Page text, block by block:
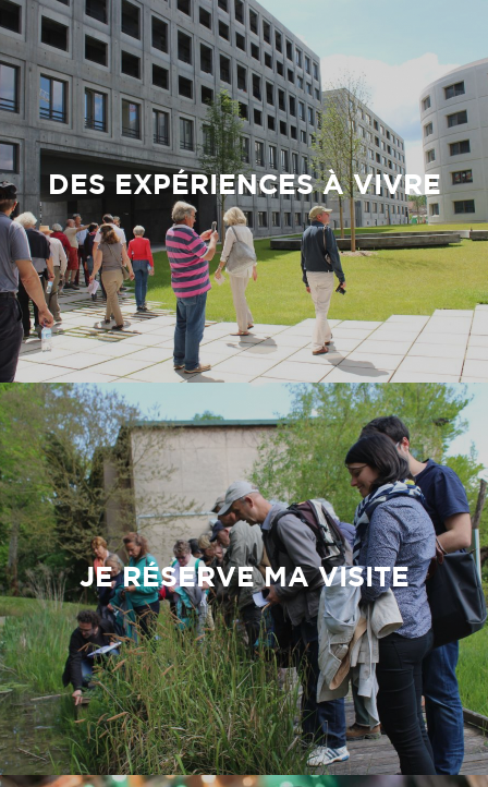
DES EXPÉRIENCES À VIVRE
JE RÉSERVE MA VISITE